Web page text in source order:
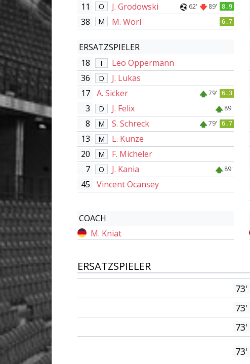
11 O J. Grodowski 62' 89' 8.9
38 M M. Wörl 6.7
ERSATZSPIELER
18
T
Leo Oppermann
36
D
J. Lukas
17 A. Sicker 79' 6.3
3 D J. Felix 89'
8 M S. Schreck 79' 6.7
13 M
L. Kunze
20
M
F. Micheler
7
O J. Kania 89'
45 Vincent Ocansey
COACH
M. Kniat
ERSATZSPIELER
73'
73'
73'
73'